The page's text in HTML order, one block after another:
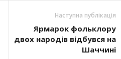
Наступна публікація
Ярмарок фольклору
двох народів відбувся на
Шаччині